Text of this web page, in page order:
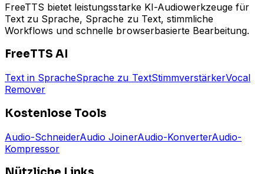
FreeTTS bietet leistungsstarke KI-Audiowerkzeuge für
Text zu Sprache, Sprache zu Text, stimmliche
Workflows und schnelle browserbasierte Bearbeitung.
FreeTTS AI
Text in SpracheSprache zu TextStimmverstärkerVocal
Remover
Kostenlose Tools
Audio-SchneiderAudio JoinerAudio-KonverterAudio-
Kompressor